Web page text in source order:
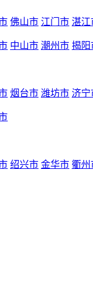
佛山市 江门市 湛江
中山市 潮州市 揭阳
烟台市 潍坊市 济宁
绍兴市 金华市 衢州